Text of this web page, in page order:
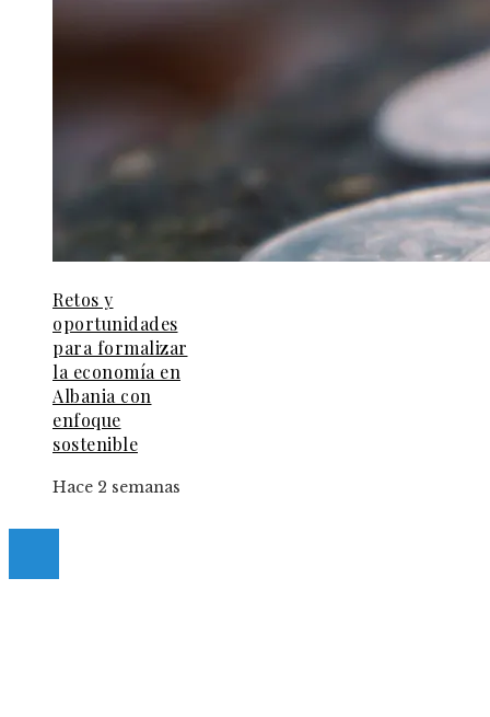
Retos y
oportunidades
para formalizar
la economía en
Albania con
enfoque
sostenible
Hace 2 semanas